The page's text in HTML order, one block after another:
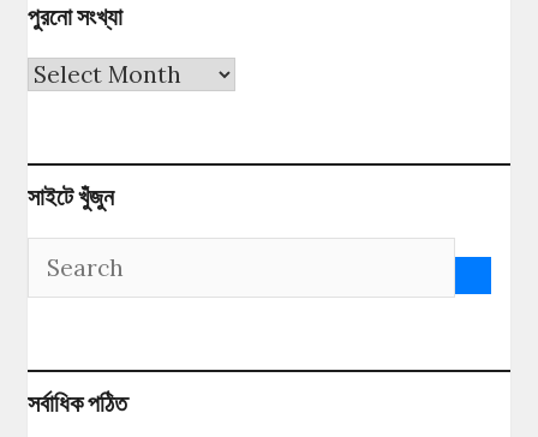
পুরনো সংখ্যা
পুরনো
সাইটে খুঁজুন
সর্বাধিক পঠিত